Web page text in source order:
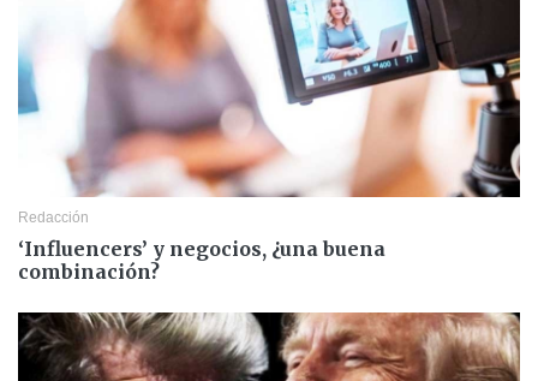
Redacción
‘Influencers’ y negocios, ¿una buena
combinación?